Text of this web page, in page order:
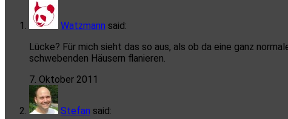
Watzmann said:
Lücke? Für mich sieht das so aus, als ob da eine ganz
schwebenden Häusern flanieren.
7. Oktober 2011
Stefan said: